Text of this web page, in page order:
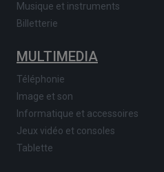
Musique et instruments
Billetterie
MULTIMEDIA
Téléphonie
Image et son
Informatique et accessoires
Jeux vidéo et consoles
Tablette